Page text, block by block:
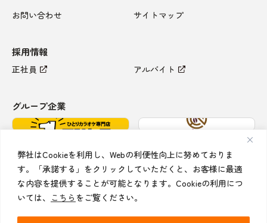
弊社はCookieを利用し、Webの利便性向上に努めておりま
す。「承諾する」をクリックしていただくと、お客様に最適
な内容を提供することが可能となります。Cookieの利用につ
いては、 こちら をご覧ください。
お問い合わせ サイトマップ
採用情報
正社員 アルバイト
グループ企業